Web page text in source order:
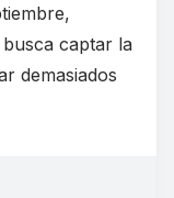
captar la
demasiados